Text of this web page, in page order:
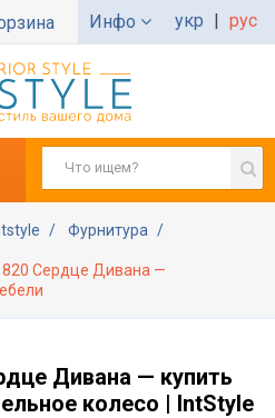
Инфо укр | рус
Фурнитура
820 Сердце Дивана —
Дивана — купить
колесо | IntStyle